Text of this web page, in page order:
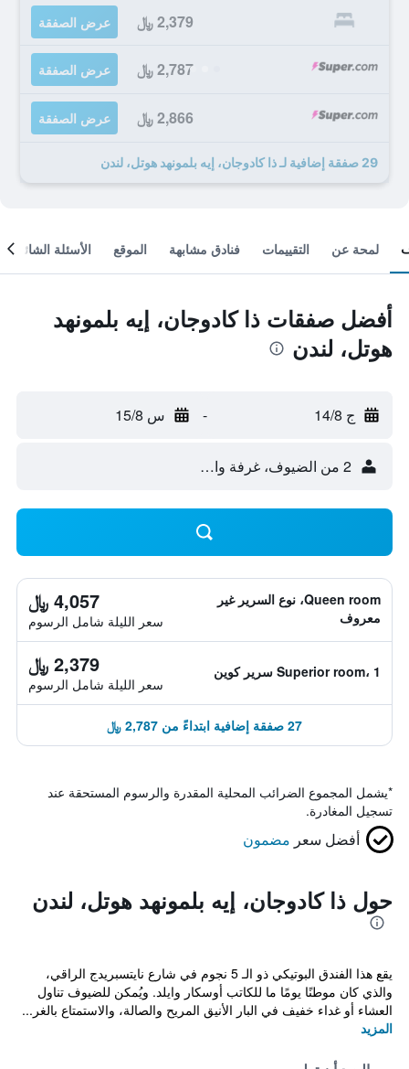
2,379 ﷼ عرض الصفقة
2,787 ﷼ عرض الصفقة
2,866 ﷼ عرض الصفقة
29 صفقة إضافية لـ ذا كادوجان، إيه بلمونهد هوتل، لندن
لمحة عن التقييمات فنادق مشابهة الموقع الأسئلة الشائعة
أفضل صفقات ذا كادوجان، إيه بلمونهد
هوتل، لندن
ج 14/8 - س 15/8
2 من الضيوف، غرفة واحدة
Queen room، نوع السرير غير
معروف
4,057 ﷼
سعر الليلة شامل الرسوم
Superior room، 1 سرير كوين 2,379 ﷼
سعر الليلة شامل الرسوم
27 صفقة إضافية ابتداءً من 2,787 ﷼
*يشمل المجموع الضرائب المحلية المقدرة والرسوم المستحقة عند
تسجيل المغادرة.
أفضل سعر مضمون
حول ذا كادوجان، إيه بلمونهد هوتل، لندن
يقع هذا الفندق البوتيكي ذو الـ 5 نجوم في شارع نايتسبريدج الراقي،
والذي كان موطنًا يومًا ما للكاتب أوسكار وايلد. ويُمكن للضيوف تناول
العشاء أو غداء خفيف في البار الأنيق المريح والصالة، والاستمتاع بالغر...
المزيد